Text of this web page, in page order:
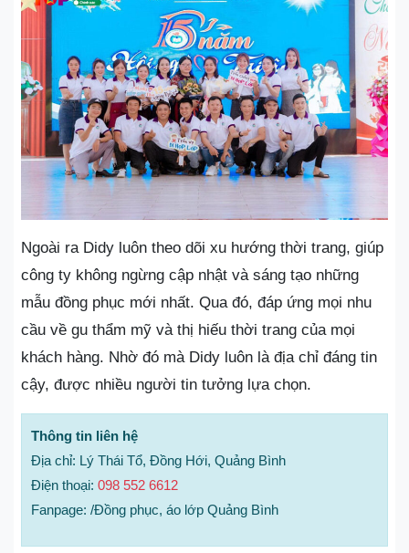
Ngoài ra Didy luôn theo dõi xu hướng thời trang, giúp
công ty không ngừng cập nhật và sáng tạo những
mẫu đồng phục mới nhất. Qua đó, đáp ứng mọi nhu
cầu về gu thẩm mỹ và thị hiếu thời trang của mọi
khách hàng. Nhờ đó mà Didy luôn là địa chỉ đáng tin
cậy, được nhiều người tin tưởng lựa chọn.
Thông tin liên hệ
Địa chỉ: Lý Thái Tổ, Đồng Hới, Quảng Bình
Điện thoại: 098 552 6612
Fanpage: /Đồng phục, áo lớp Quảng Bình